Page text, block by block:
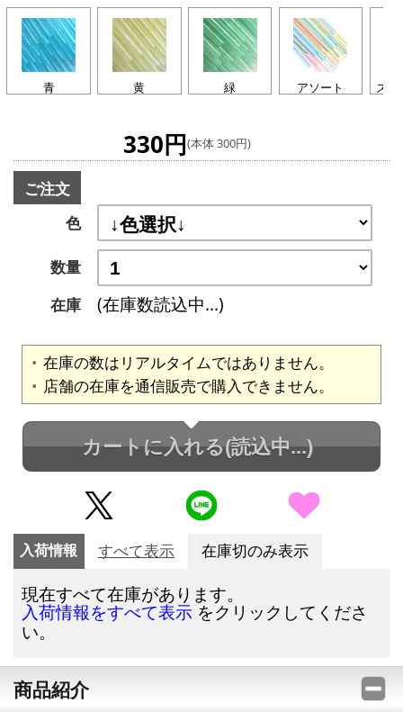
青 黄 緑 アソート スト
330円(本体 300円)
ご注文
色
数量
在庫
(在庫数読込中...)
在庫の数はリアルタイムではありません。
店舗の在庫を通信販売で購入できません。
カートに入れる(読込中...)
入荷情報 すべて表示 在庫切のみ表示
現在すべて在庫があります。
入荷情報をすべて表示 をクリックしてくださ
い。
商品紹介